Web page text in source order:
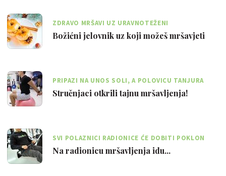
ZDRAVO MRŠAVI UZ URAVNOTEŽENI
KONTINENTALNI JELOVNIK OD 1756 KCAL
Božićni jelovnik uz koji možeš mršavjeti
PRIPAZI NA UNOS SOLI, A POLOVICU TANJURA
ISPUNI VOĆEM I POVRĆEM
Stručnjaci otkrili tajnu mršavljenja!
SVI POLAZNICI RADIONICE ĆE DOBITI POKLON
PAKETE POLLEO SPORTA
Na radionicu mršavljenja idu...